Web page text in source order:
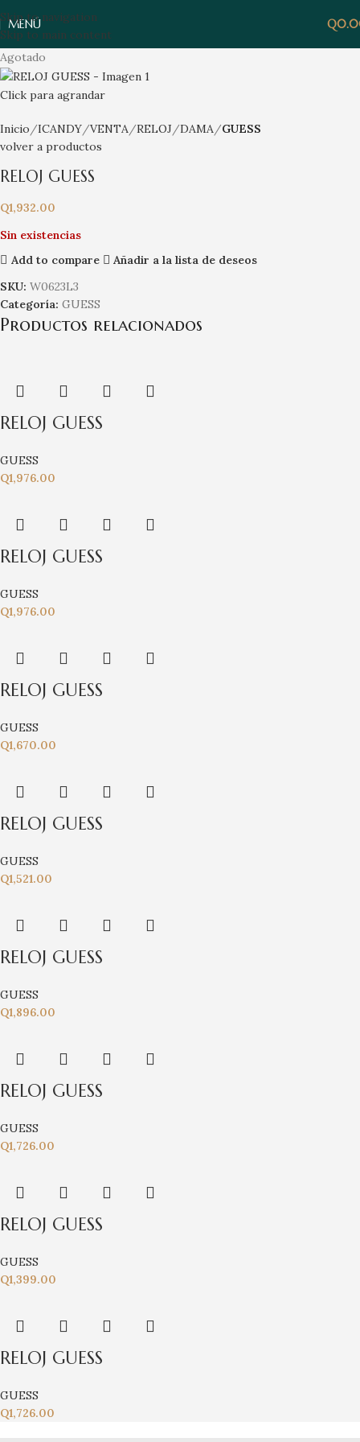
Skip to navigation
Skip to main content
MENÚ Q
Agotado
Click para agrandar
Inicio ICANDY VENTA RELOJ DAMA
GUESS
volver a productos
RELOJ GUESS
Q1,932.00
Sin existencias
Add to compare
Añadir a la lista de deseos
SKU: W0623L3
Categoría: GUESS
Productos relacionados
RELOJ GUESS
GUESS
Q1,976.00
RELOJ GUESS
GUESS
Q1,976.00
RELOJ GUESS
GUESS
Q1,670.00
RELOJ GUESS
GUESS
Q1,521.00
RELOJ GUESS
GUESS
Q1,896.00
RELOJ GUESS
GUESS
Q1,726.00
RELOJ GUESS
GUESS
Q1,399.00
RELOJ GUESS
GUESS
Q1,726.00